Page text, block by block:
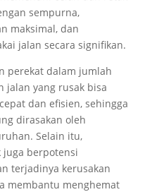
sempurna,
maksimal, dan
jalan secara signifikan.
perekat dalam jumlah
jalan yang rusak bisa
dan efisien, sehingga
dirasakan oleh
Selain itu,
juga berpotensi
terjadinya kerusakan
membantu menghemat